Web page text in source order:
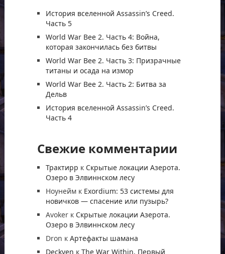
История вселенной Assassin’s Creed.
Часть 5
World War Bee 2. Часть 4: Война,
которая закончилась без битвы
World War Bee 2. Часть 3: Призрачные
титаны и осада на измор
World War Bee 2. Часть 2: Битва за
Дельв
История вселенной Assassin’s Creed.
Часть 4
Свежие комментарии
Трактирр к Скрытые локации Азерота.
Озеро в Элвиннском лесу
Ноунеймк Exordium: 53 системы для
новичков — спасение или пузырь?
Avokerк Скрытые локации Азерота.
Озеро в Элвиннском лесу
Dron к Артефакты шамана
Deckven к The War Within. Первый